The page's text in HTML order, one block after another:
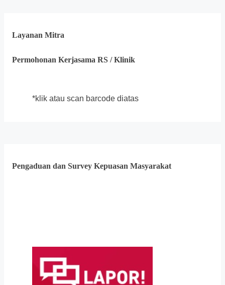
Layanan Mitra
Permohonan Kerjasama RS / Klinik
*klik atau scan barcode diatas
Pengaduan dan Survey Kepuasan Masyarakat